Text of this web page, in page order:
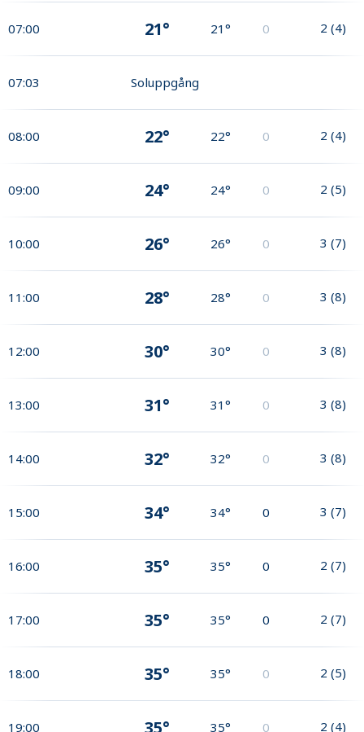
07:00 21° 21° 0 2 (4)
07:03 Soluppgång
08:00 22° 22° 0 2 (4)
09:00 24° 24° 0 2 (5)
10:00 26° 26° 0 3 (7)
11:00 28° 28° 0 3 (8)
12:00 30° 30° 0 3 (8)
13:00 31° 31° 0 3 (8)
14:00 32° 32° 0 3 (8)
15:00 34° 34° 0 3 (7)
16:00 35° 35° 0 2 (7)
17:00 35° 35° 0 2 (7)
18:00 35° 35° 0 2 (5)
19:00 35° 35° 0 2 (4)